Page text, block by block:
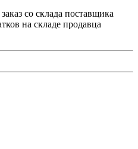
со склада поставщика
на складе продавца